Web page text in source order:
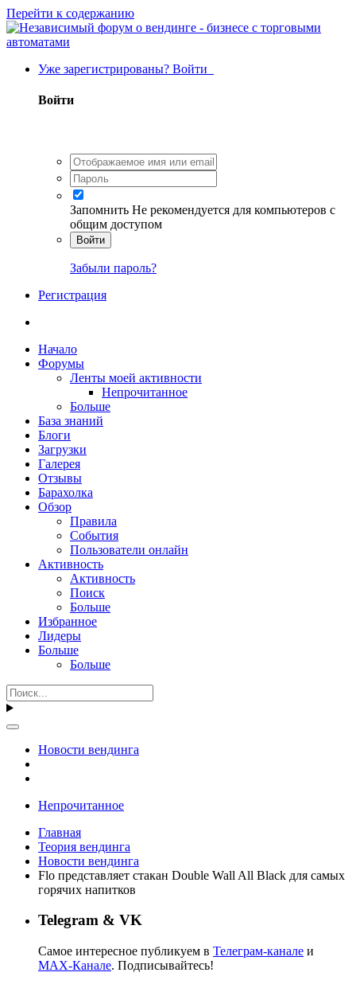
Перейти к содержанию
Уже зарегистрированы? Войти
Войти
Запомнить Не рекомендуется для компьютеров с
общим доступом
Войти
Забыли пароль?
Регистрация
Начало
Форумы
Ленты моей активности
Непрочитанное
Больше
База знаний
Блоги
Загрузки
Галерея
Отзывы
Барахолка
Обзор
Правила
События
Пользователи онлайн
Активность
Активность
Поиск
Больше
Избранное
Лидеры
Больше
Больше
Новости вендинга
Непрочитанное
Главная
Теория вендинга
Новости вендинга
Flo представляет стакан Double Wall All Black для самых
горячих напитков
Telegram & VK
Самое интересное публикуем в Телеграм-канале и
MAX-Канале. Подписывайтесь!